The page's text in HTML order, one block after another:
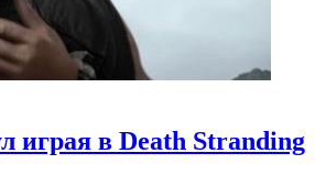
играя в Death Stranding